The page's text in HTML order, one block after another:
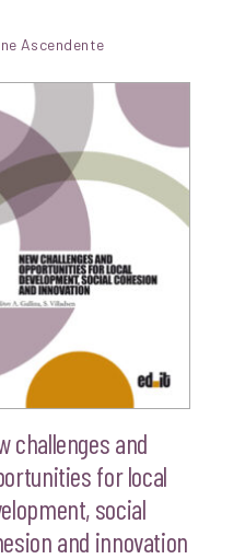
challenges and
for local
social
and innovation